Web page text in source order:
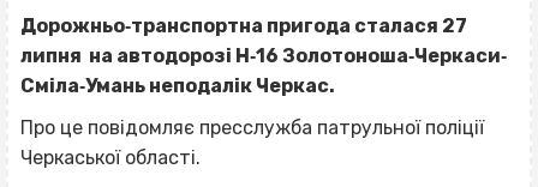
Дорожньо‐транспортна пригода сталася 27
липня на автодорозі Н‐16 Золотоноша‐Черкаси‐
Сміла‐Умань неподалік Черкас.
Про це повідомляє пресслужба патрульної поліції
Черкаської області.